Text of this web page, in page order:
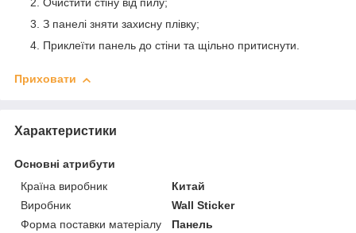
Очистити стіну від пилу;
З панелі зняти захисну плівку;
Приклеїти панель до стіни та щільно притиснути.
Приховати
Характеристики
Основні атрибути
Країна виробник
Китай
Виробник
Wall Sticker
Форма поставки матеріалу
Панель